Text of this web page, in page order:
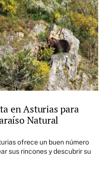
en Asturias para
Natural
ofrece un buen número
sus rincones y descubrir su